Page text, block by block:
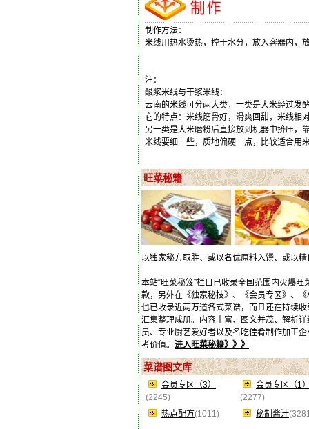
制作方法：
米线用热水烫热，控干水分，放入容器内，
注：
酸浆米线与干浆米线：
云南的米线可分两大类，一类是大米经过发
它的特点：米线筋骨好，滑爽回甜，米线相
另一类是大米磨粉后直接放到机器中挤压，
米线要细一些，质地偏硬一点，比较适合用
旺菜秘籍
以独家秘方取胜、或以名优原料入馔、或以
本站“旺菜秘笈”栏目已收录全国范围内火爆
款，另外在《独家秘技》、《会员专区》、
也已收录近两万道各式菜谱，而且还在持续
汇集整理成册。内容丰富、图文并茂、解析
员、专业厨艺爱好者以及名吃佳肴制作加工
考价值。 进入旺菜秘籍》》》
菜谱图文库
会员专区（3）
(2245)
会员专区（1
(2277)
热点配方(1011) 秘制酱汁